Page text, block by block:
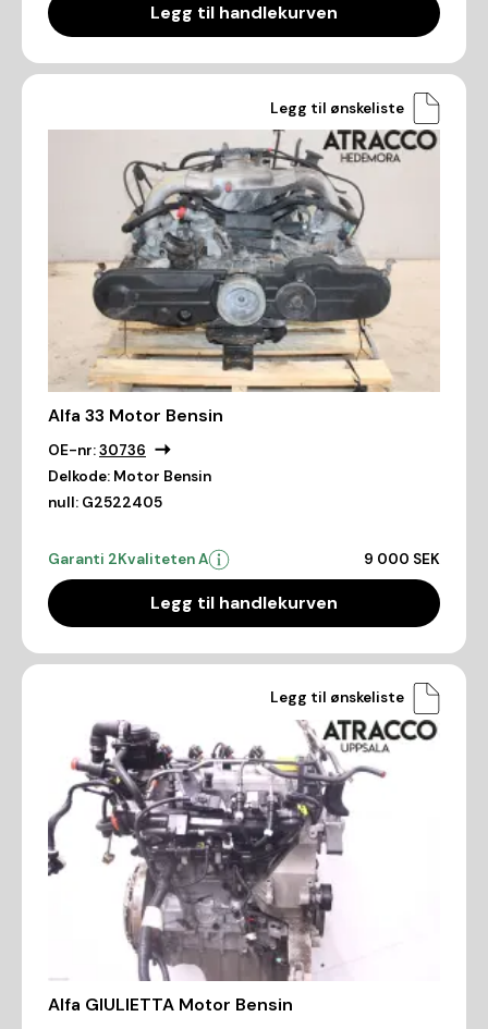
Legg til handlekurven
Legg til ønskeliste
Alfa 33 Motor Bensin
OE-nr:30736
Delkode: Motor Bensin
null: G2522405
Garanti 2Kvaliteten A 9 000 SEK
Legg til handlekurven
Legg til ønskeliste
Alfa GIULIETTA Motor Bensin